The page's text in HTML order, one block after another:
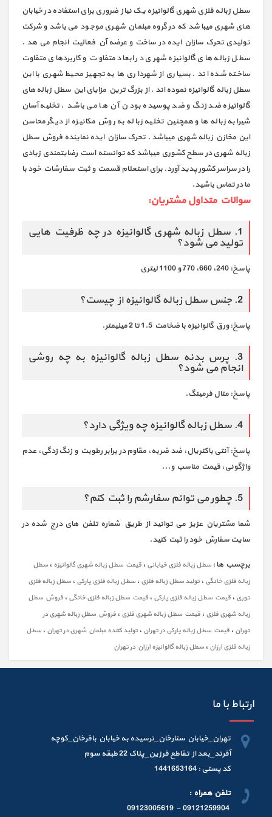
سطل زباله فلزی شهری گالوانیزه یک نیاز ضروری برای استفاده در خیابان
های شهری میباشد که در گروه مبلمان شهری موجود می باشد و شرکت
تولیدی تحرک سازان ایده در ساخت و عرضه آن فعالیت انجام می هد .
سطل زباله های گالوانیزه شهری در ابعاد متفاوت و کاربردهای متفاوت
ساخته شده اند . بسیاری از شهرداری ها به تجهیز محیط شهری با این
سطل زباله گالوانیزه نموده اند . از بزرگ ترین مزایای این سطل زباله های
گالوانیزه ضد زنگ و ضد پوسیده بودن آن ها می باشد . تخلیه آسان
شیرابه زباله ها و همچنین تخلیه زباله به روش مکانیزه از دیگر محاسن
این مخازن زباله شهری میباشد . تحرک سازان ایده نماینده فروش سطل
زباله شهری در سطح کشوری میباشد که توانسته است رضایتمندی زیادی
را در سراسر کشور پدید آورد. برای استعلام قسمت و ثبت سفارشات خود با
ما در تماس باشید.
سوالات متداول مشتریان:
1. سطل زباله شهری گالوانیزه در چه ظرفیت هایی
تولید می شود؟
پاسخ: 240، 660، 770 و 1100 لیتری
2. جنس سطل زباله گالوانیزه از چیست؟
پاسخ: ورق گالوانیزه با ضخامت 1.5 تا 2 میلیمتر.
3. پرس بدنه سطل زباله گالوانیزه به چه روشی
انجام می شود؟
پاسخ: متال فرمینگ.
4. سطل زباله گالوانیزه چه ویژگی دارد؟
پاسخ: آنتی باکتریال، ضد ضربه، مقاوم در برابر رطوبت و زنگ زدگی، عدم
واژگونی، قیمت مناسب و...
5. چطور می توانم سفارشم را ثبت کنم؟
شما مشتریان عزیز می توانید از طریق شماره تلفن های درج شده در
سایت سفارش خود را ثبت کنید.
برچسب ها : سطل زباله فلزی خیابانی ، قیمت سطل زباله شهری گالوانیزه ، سطل
زباله فلزی خانگی ، تولید سطل زباله فلزی ، سطل زباله فلزی پارکی ، سطل زباله فلزی
توری ، قیمت سطل زباله فلزی پارکی ، قیمت سطل زباله فلزی خانگی ، فروش سطل
زباله شهری فلزی ، قیمت سطل زباله شهری فلزی ، فروش سطل زباله شهری در
تهران ، قیمت سطل زباله پارکی در تهران ، تولید کننده مبلمان شهری در تهران ، سطل
زباله فلزی ارزان ، سطل زباله گالوانیزه ارزان در تهران
ارتباط با ما
تهران_خیابان ستارخان_نرسیده به خیابان باقرخان_کوچه
آفرند_بعد از تقاطع فرزین_پلاک 22 طبقه سوم
کد پستی : 1441653164
تلفن همراه :
09121259904 - 09123005619